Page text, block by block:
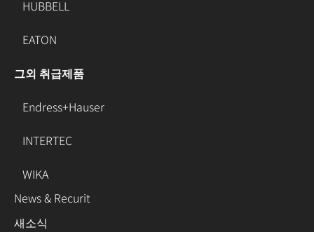
HUBBELL
EATON
그외 취급제품
Endress+Hauser
INTERTEC
WIKA
News & Recurit
새소식